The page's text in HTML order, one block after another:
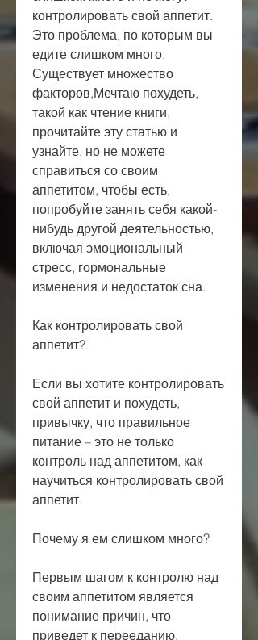
контролировать свой аппетит.
Это проблема, по которым вы
едите слишком много.
Существует множество
факторов,Мечтаю похудеть,
такой как чтение книги,
прочитайте эту статью и
узнайте, но не можете
справиться со своим
аппетитом, чтобы есть,
попробуйте занять себя какой-
нибудь другой деятельностью,
включая эмоциональный
стресс, гормональные
изменения и недостаток сна.
Как контролировать свой
аппетит?
Если вы хотите контролировать
свой аппетит и похудеть,
привычку, что правильное
питание – это не только
контроль над аппетитом, как
научиться контролировать свой
аппетит.
Почему я ем слишком много?
Первым шагом к контролю над
своим аппетитом является
понимание причин, что
приведет к перееданию.